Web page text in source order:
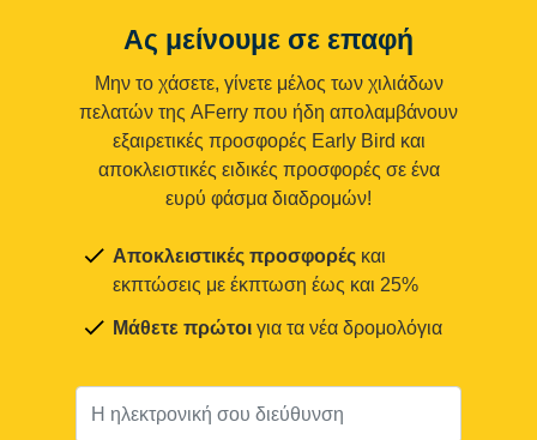
Ας μείνουμε σε επαφή
Μην το χάσετε, γίνετε μέλος των χιλιάδων
πελατών της AFerry που ήδη απολαμβάνουν
εξαιρετικές προσφορές Early Bird και
αποκλειστικές ειδικές προσφορές σε ένα
ευρύ φάσμα διαδρομών!
Αποκλειστικές προσφορές και
εκπτώσεις με έκπτωση έως και 25%
Μάθετε πρώτοι για τα νέα δρομολόγια